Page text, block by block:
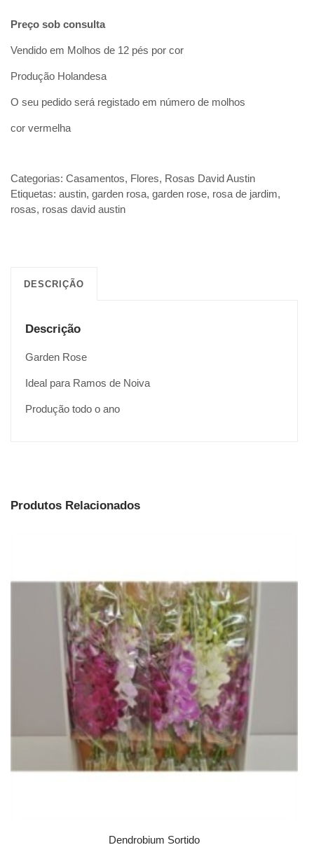
Preço sob consulta
Vendido em Molhos de 12 pés por cor
Produção Holandesa
O seu pedido será registado em número de molhos
cor vermelha
Categorias: Casamentos, Flores, Rosas David Austin
Etiquetas: austin, garden rosa, garden rose, rosa de jardim,
rosas, rosas david austin
DESCRIÇÃO
Descrição
Garden Rose
Ideal para Ramos de Noiva
Produção todo o ano
Produtos Relacionados
Dendrobium Sortido